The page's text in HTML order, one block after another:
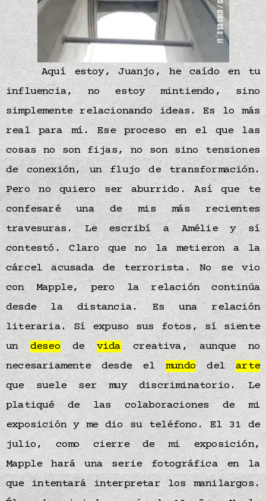
Aquí estoy, Juanjo, he caído en tu
influencia, no estoy mintiendo, sino
simplemente relacionando ideas. Es lo más
real para mí. Ese proceso en el que las
cosas no son fijas, no son sino tensiones
de conexión, un flujo de transformación.
Pero no quiero ser aburrido. Así que te
confesaré una de mis más recientes
travesuras. Le escribí a Amélie y sí
contestó. Claro que no la metieron a la
cárcel acusada de terrorista. No se vio
con Mapple, pero la relación continúa
desde la distancia. Es una relación
literaria. Sí expuso sus fotos, sí siente
un deseode vidacreativa, aunque no
necesariamente desde elmundodelarte
que suele ser muy discriminatorio. Le
platiqué de las colaboraciones de mi
exposición y me dio su teléfono. El 31 de
julio, como cierre de mi exposición,
Mapple hará una serie fotográfica en la
que intentará interpretar los manilargos.